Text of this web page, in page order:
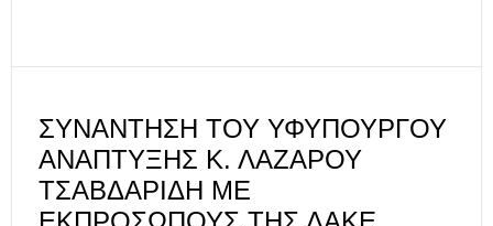
ΣΥΝΆΝΤΗΣΗ ΤΟΥ ΥΦΥΠΟΥΡΓΟΎ
ΑΝΆΠΤΥΞΗΣ Κ. ΛΆΖΑΡΟΥ
ΤΣΑΒΔΑΡΊΔΗ ΜΕ